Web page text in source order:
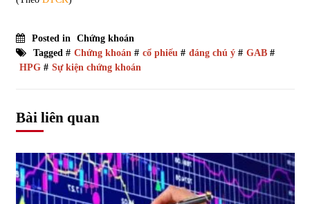
Posted in
Chứng khoán
Tagged # Chứng khoán # cổ phiếu # đáng chú ý# GAB#
HPG# Sự kiện chứng khoán
Bài liên quan